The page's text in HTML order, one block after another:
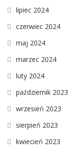
lipiec 2024
czerwiec 2024
maj 2024
marzec 2024
luty 2024
październik 2023
wrzesień 2023
sierpień 2023
kwiecień 2023